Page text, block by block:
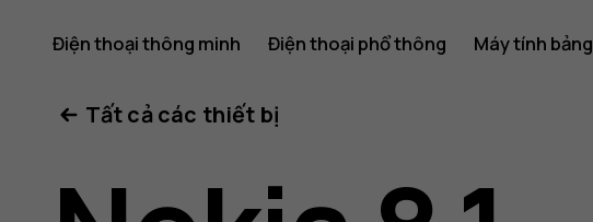
Hướng
dẫn
Điện thoại thông minh Điện thoại phổ thông Máy tính bảng
Tất cả các thiết bị